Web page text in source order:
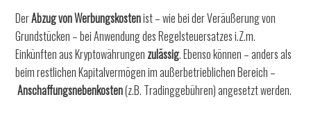
DerAbzug von Werbungskostenist – wie bei der Veräußerung von
Grundstücken – bei Anwendung des Regelsteuersatzes i.Z.m.
Einkünften aus Kryptowährungen zulässig. Ebenso können – anders als
beim restlichen Kapitalvermögen im außerbetrieblichen Bereich –
Anschaffungsnebenkosten(z.B. Tradinggebühren) angesetzt werden.